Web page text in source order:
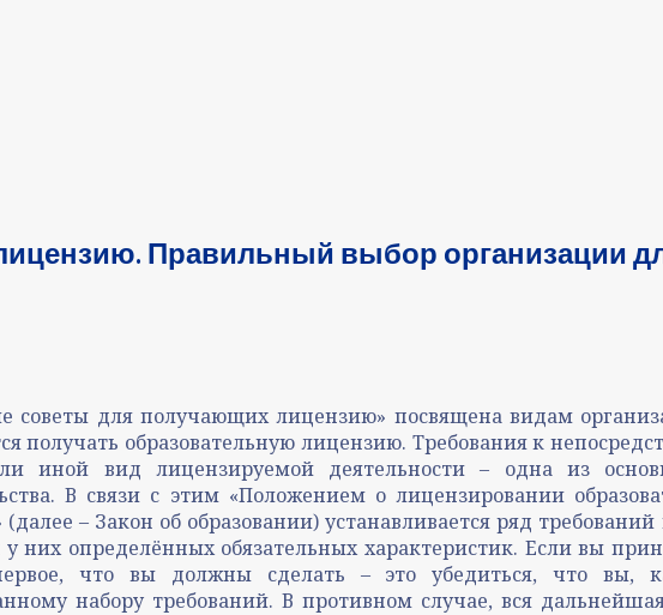
Правильный выбор организации
советы для получающих лицензию» посвящена видам
получать образовательную лицензию. Требования к
иной вид лицензируемой деятельности – одна из
В связи с этим «Положением о лицензировании
– Закон об образовании) устанавливается ряд
них определённых обязательных характеристик. Если вы
первое, что вы должны сделать – это убедиться, что вы,
набору требований. В противном случае, вся